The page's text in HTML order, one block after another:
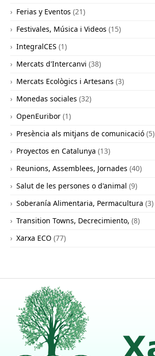
Ferias y Eventos (21)
Festivales, Música i Videos (15)
IntegralCES (1)
Mercats d'Intercanvi (38)
Mercats Ecològics i Artesans (3)
Monedas sociales (32)
OpenEuribor (1)
Presència als mitjans de comunicació (5)
Proyectos en Catalunya (13)
Reunions, Assemblees, Jornades (40)
Salut de les persones o d'animal (9)
Soberanía Alimentaria, Permacultura (3)
Transition Towns, Decrecimiento, (8)
Xarxa ECO (77)